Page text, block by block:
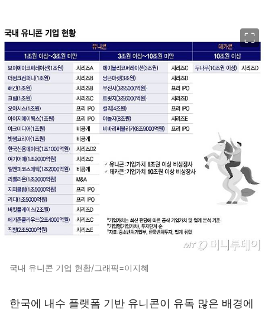
국내 유니콘 기업 현황/그래픽=이지혜
한국에 내수 플랫폼 기반 유니콘이 유독 많은 배경에